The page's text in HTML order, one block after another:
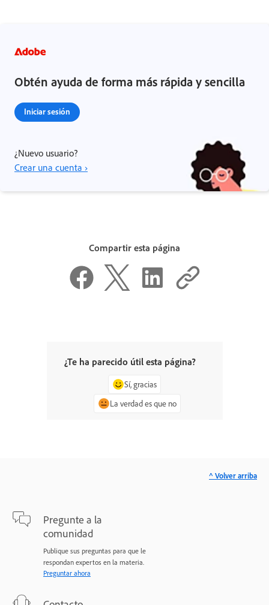
Obtén ayuda de forma más rápida y sencilla
Iniciar sesión
¿Nuevo usuario?
Crear una cuenta ›
Compartir esta página
¿Te ha parecido útil esta página?
Sí, gracias
La verdad es que no
Pregunte a la
comunidad
Publique sus preguntas para que le
respondan expertos en la materia.
Preguntar ahora
^ Volver arriba